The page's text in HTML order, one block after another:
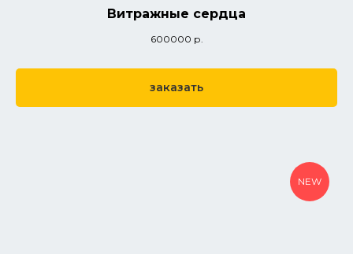
Витражные сердца
600000 р.
заказать
NEW